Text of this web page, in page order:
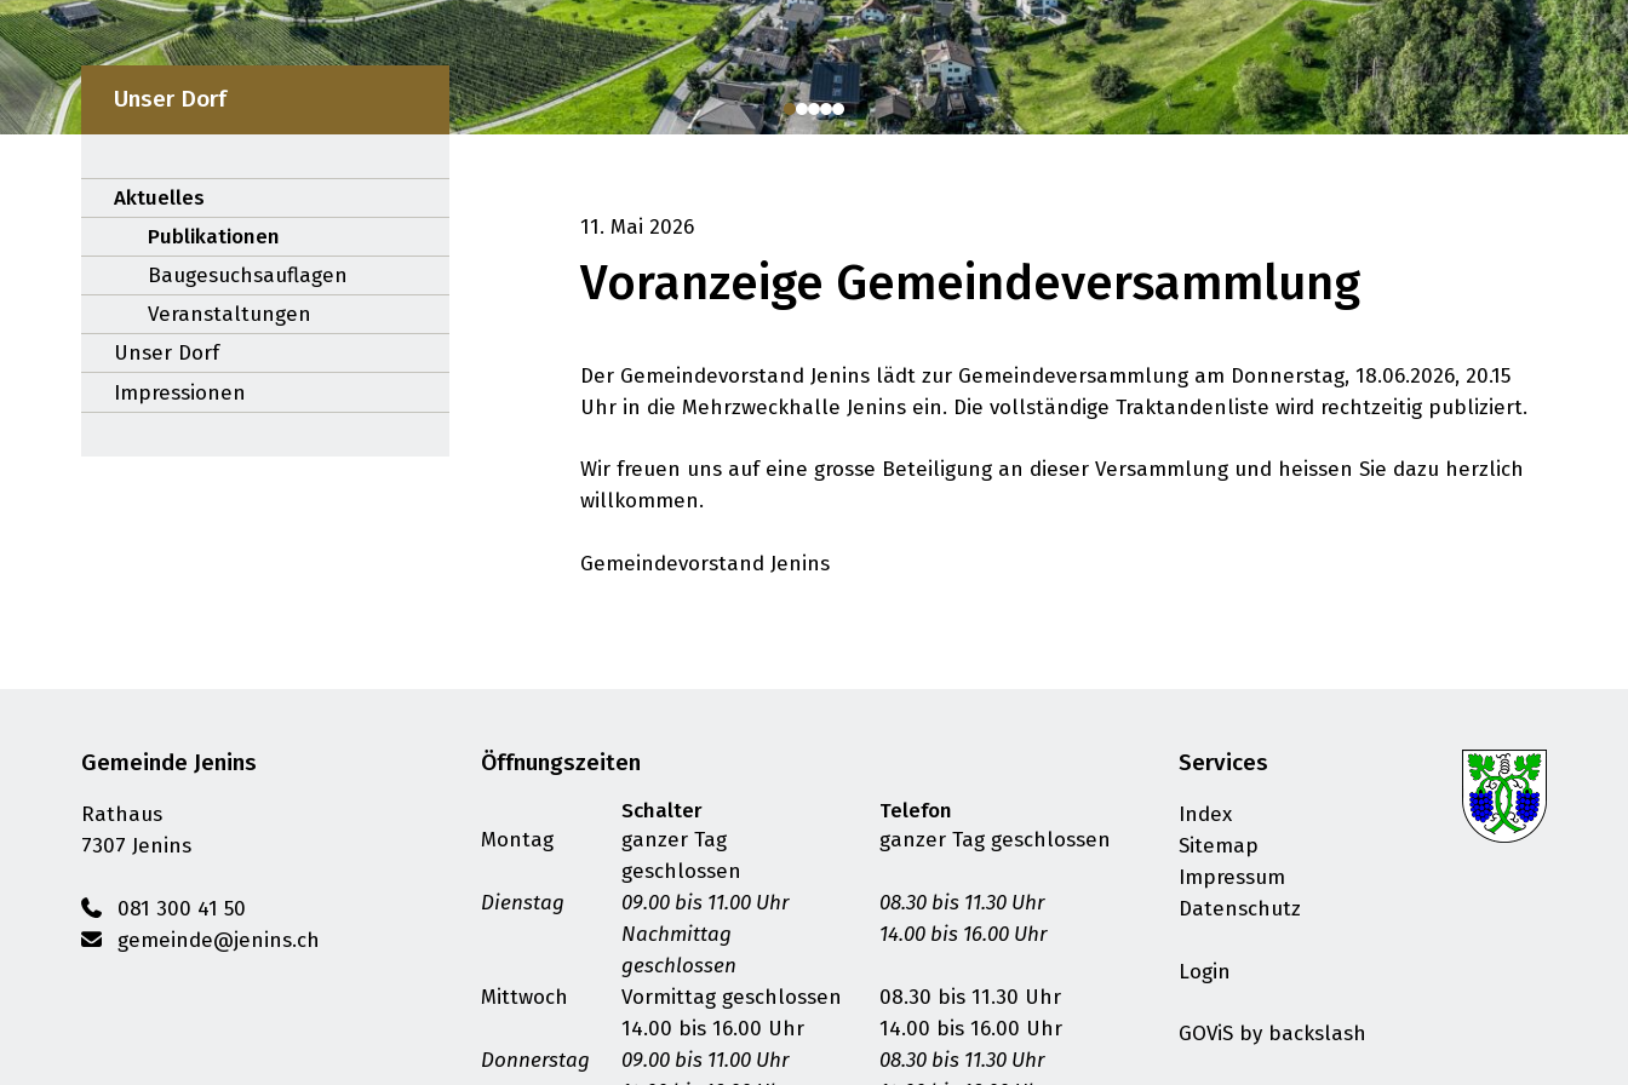
Subnavigation:
Unser Dorf
Aktuelles
Publikationen
Baugesuchsauflagen
Veranstaltungen
Unser Dorf
Impressionen
Voranzeige Gemeindeversammlung
11. Mai 2026
Der Gemeindevorstand Jenins lädt zur Gemeindeversammlung am Donnerstag, 18.06.2026, 20.15
Uhr in die Mehrzweckhalle Jenins ein. Die vollständige Traktandenliste wird rechtzeitig publiziert.
Wir freuen uns auf eine grosse Beteiligung an dieser Versammlung und heissen Sie dazu herzlich
willkommen.
Gemeindevorstand Jenins
Footer
Gemeinde Jenins
Rathaus
7307 Jenins
081 300 41 50
gemeinde@jenins.ch
Öffnungszeiten
Schalter
Telefon
Montag
ganzer Tag
geschlossen
ganzer Tag geschlossen
Dienstag 09.00 bis 11.00 Uhr
08.30 bis 11.30 Uhr
Nachmittag
geschlossen
14.00 bis 16.00 Uhr
Mittwoch Vormittag geschlossen
08.30 bis 11.30 Uhr
14.00 bis 16.00 Uhr
14.00 bis 16.00 Uhr
Donnerstag
09.00 bis 11.00 Uhr
08.30 bis 11.30 Uhr
Services
Index
Sitemap
Impressum
Datenschutz
Login
GOViSby backslash